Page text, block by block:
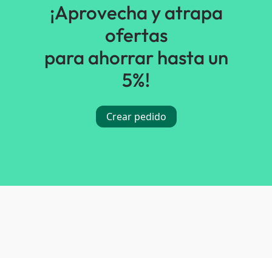
¡Aprovecha y atrapa
ofertas
para ahorrar hasta un
5%!
Crear pedido